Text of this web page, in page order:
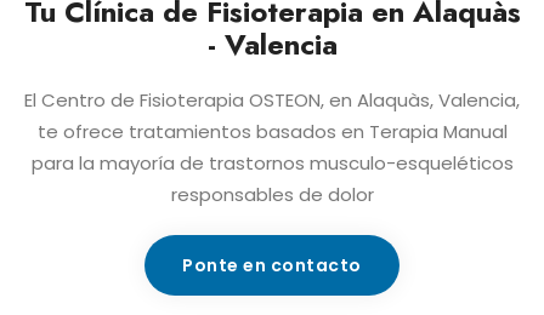
Tu Clínica de Fisioterapia en Alaquàs
- Valencia
El Centro de Fisioterapia OSTEON, en Alaquàs, Valencia,
te ofrece tratamientos basados en Terapia Manual
para la mayoría de trastornos musculo-esqueléticos
responsables de dolor
Ponte en contacto